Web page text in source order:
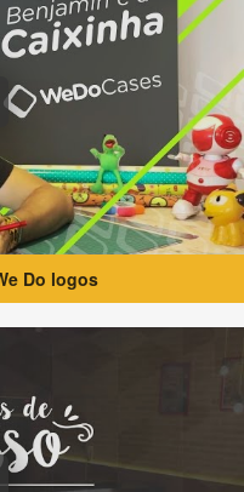
Do logos